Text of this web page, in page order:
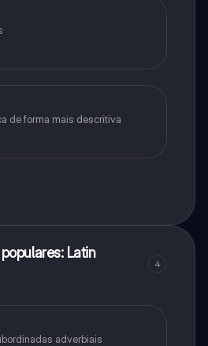
de forma mais descritiva
Latin
4
adverbiais